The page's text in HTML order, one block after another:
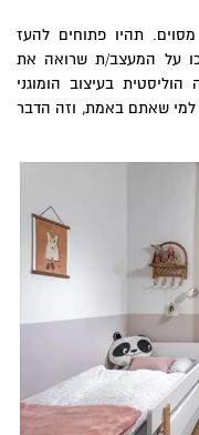
תהיו פתוחים להעז
על המעצב/ת שרואה את
בעיצוב הומוגני
שאתם באמת, וזה הדבר